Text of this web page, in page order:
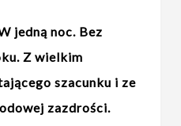
jedną noc. Bez
Z wielkim
szacunku i ze
zazdrości.